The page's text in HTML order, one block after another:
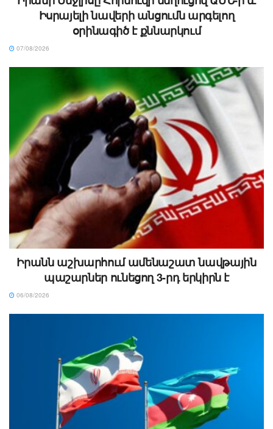
Իսրայելի նավերի անցումն արգելող
օրինագիծ է քննարկում
07/08/2026
Իրանն աշխարհում ամենաշատ նավթային
պաշարներ ունեցող 3-րդ երկիրն է
06/08/2026